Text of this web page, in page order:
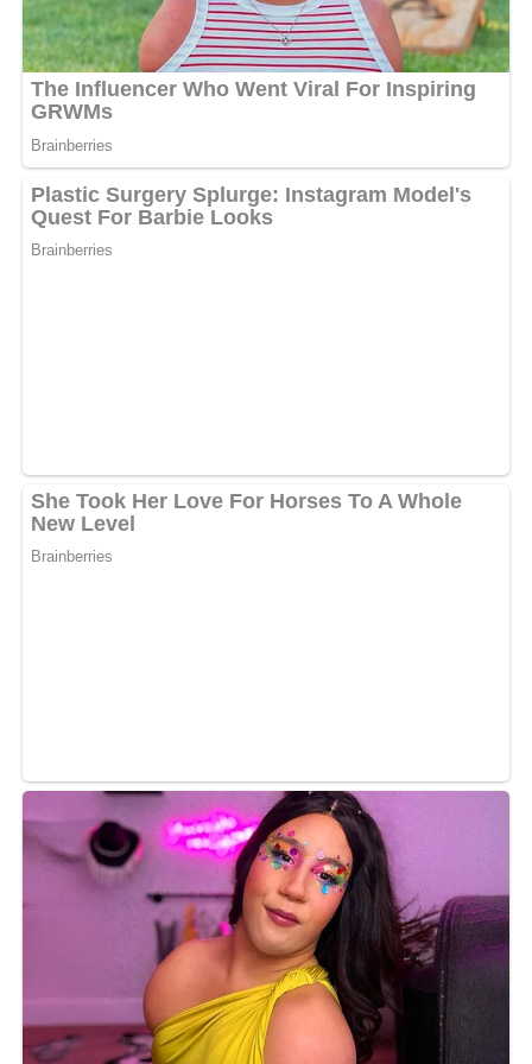
béninois. Malgré le soutien de la France, avec sa troupe
dirigée par Bob Denard, l’opération a échoué. Par la
suite, Mathieu Kérékou a appris que c’est Omar Bongo
qui était derrière cette opération de déstabilisation de
son régime. Lors d’une Assemblée Générale de l’ONU
vers la fin des années 70, Kérékou, avec son bâton, a
donné un coup amical sur la tête d’Omar Bongo, ceci
pour lui signifier qu’il est au courant de ses manigances
avec la France pour le faire chuter. Un comportement
Il faut dire que les gouvernements de deux pays ont eu
des échanges à propos de la situation. Ce mardi 19 août,
l’État béninois a sorti un communiqué pour interdire